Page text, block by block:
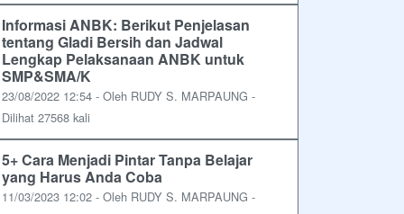
Informasi ANBK: Berikut Penjelasan
tentang Gladi Bersih dan Jadwal
Lengkap Pelaksanaan ANBK untuk
SMP&SMA/K
23/08/2022 12:54 - Oleh RUDY S. MARPAUNG -
Dilihat 27568 kali
5+ Cara Menjadi Pintar Tanpa Belajar
yang Harus Anda Coba
11/03/2023 12:02 - Oleh RUDY S. MARPAUNG -